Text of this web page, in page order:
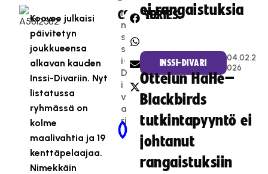
Koovee julkaisi
päivitetyn
joukkueensa
alkavan kauden
Inssi-Divariin. Nyt
listatussa
ryhmässä on
kolme
maalivahtia ja 19
kenttäpelaajaa.
Nimekkäin
CATEGORIES:
I
n
s
s
i-
D
i
v
a
ri
SHARE:
Newer Post
ei rangaistuksia
INSSI-DIVARI
04.02.2
026
Ottelun HaHe–
Blackbirds
tutkintapyyntö ei
johtanut
rangaistuksiin